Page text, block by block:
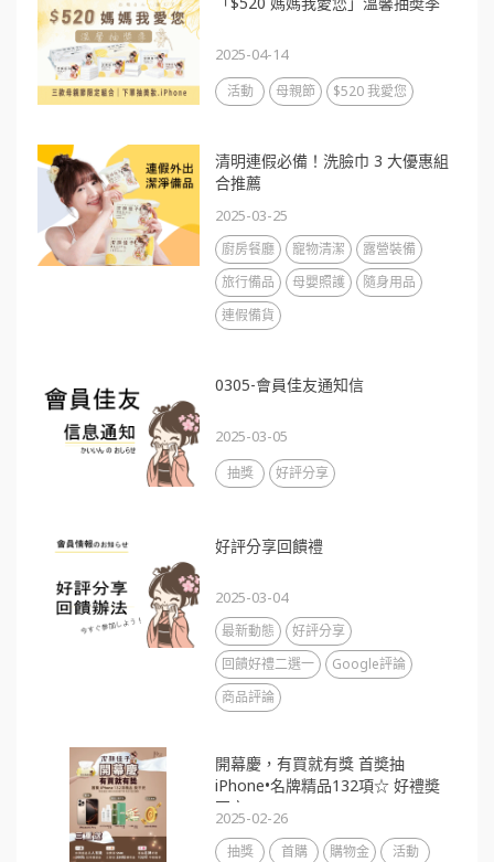
2025-04-14
活動 母親節 $520 我愛您
清明連假必備！洗臉巾 3 大優惠組
合推薦
2025-03-25
廚房餐廳 寵物清潔
露營裝備
旅行備品
母嬰照護
隨身用品
連假備貨
0305-會員佳友通知信
2025-03-05
抽獎 好評分享
好評分享回饋禮
2025-03-04
最新動態
好評分享
回饋好禮二選一
Google評論
商品評論
開幕慶，有買就有獎 首奬抽
iPhone•名牌精品132項☆ 好禮奬
不完
2025-02-26
抽獎 首購 購物金
活動